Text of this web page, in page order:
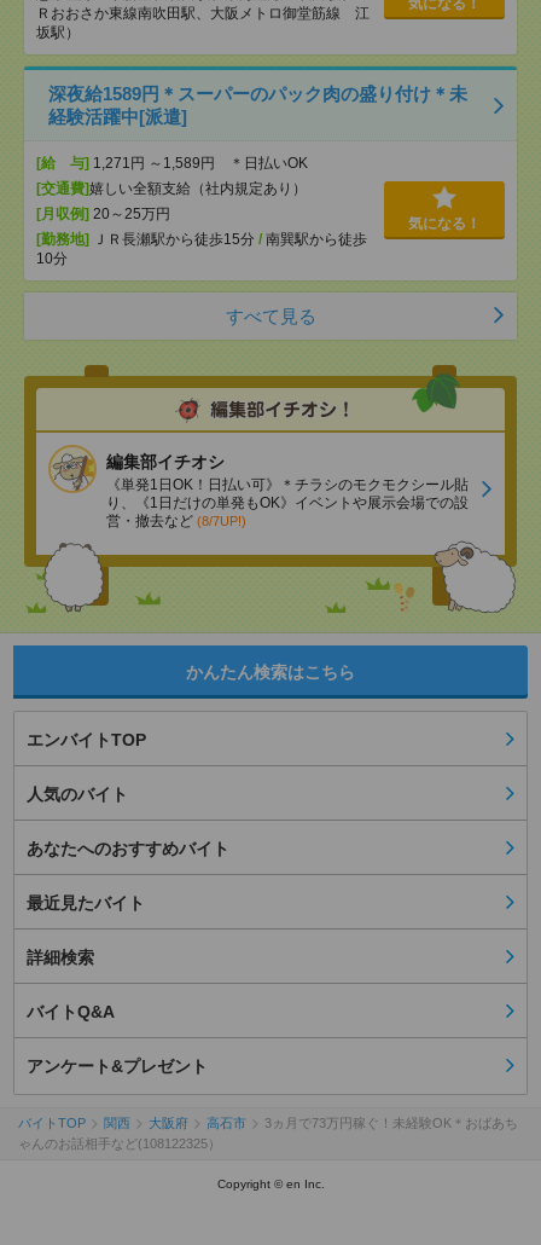
Ｒおおさか東線南吹田駅、大阪メトロ御堂筋線 江
坂駅）
気になる！
深夜給1589円＊スーパーのパック肉の盛り付け＊未
経験活躍中[派遣]
[給 与] 1,271円 ～1,589円 ＊日払いOK
[交通費]嬉しい全額支給（社内規定あり）
[月収例] 20～25万円
[勤務地]
ＪＲ長瀬駅から徒歩15分 / 南巽駅から徒歩
10分
気になる！
すべて見る
編集部イチオシ
《単発1日OK！日払い可》＊チラシのモクモクシール貼
り、《1日だけの単発もOK》イベントや展示会場での設
営・撤去など (8/7UP!)
かんたん検索はこちら
エンバイトTOP
人気のバイト
あなたへのおすすめバイト
最近見たバイト
詳細検索
バイトQ&A
アンケート&プレゼント
バイトTOP 関西 大阪府 高石市
3ヵ月で73万円稼ぐ！未経験OK＊おばあち
ゃんのお話相手など(108122325）
Copyright © en Inc.